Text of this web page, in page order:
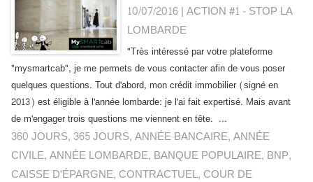
10/07/2016|ACTION #1 - STOP LA
LOMBARDE
"Très intéressé par votre plateforme
"mysmartcab", je me permets de vous contacter afin de vous poser
quelques questions. Tout d'abord, mon crédit immobilier (signé en
2013) est éligible à l'année lombarde: je l'ai fait expertisé. Mais avant
de m'engager trois questions me viennent en tête. ...
360 JOURS, 365 JOURS,ANNÉE BANCAIRE,ANNÉE
CIVILE,ANNÉE LOMBARDE, BANQUE POPULAIRE, BNP,
CAISSE D'ÉPARGNE, CONTRACTUEL, COUR DE